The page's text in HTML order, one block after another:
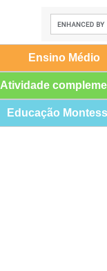
Ensino Médio
Atividade
Educação